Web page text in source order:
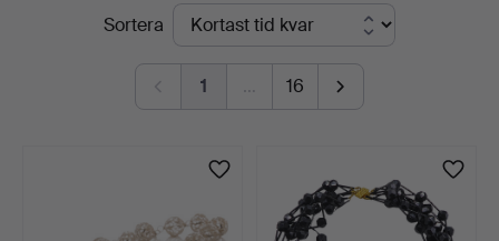
PågåendeSortera
1 … 16